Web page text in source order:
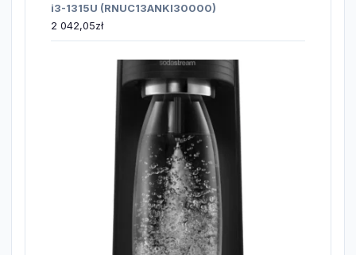
i3-1315U (RNUC13ANKI30000)
2 042,05zł